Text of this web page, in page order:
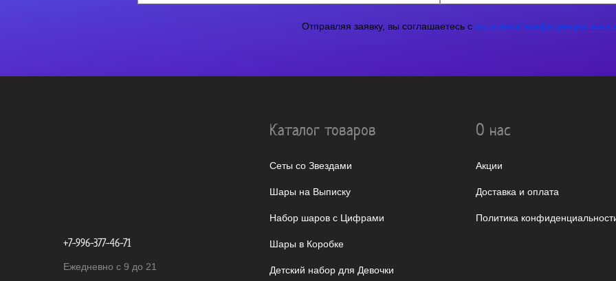
Отправляя заявку, вы соглашаетесь с политикой
+7-996-377-46-71
Ежедневно с 9 до 21
Каталог товаров
Сеты со Звездами
Шары на Выписку
Набор шаров с Цифрами
Шары в Коробке
Детский набор для Девочки
О нас
Акции
Доставка и оплата
Политика